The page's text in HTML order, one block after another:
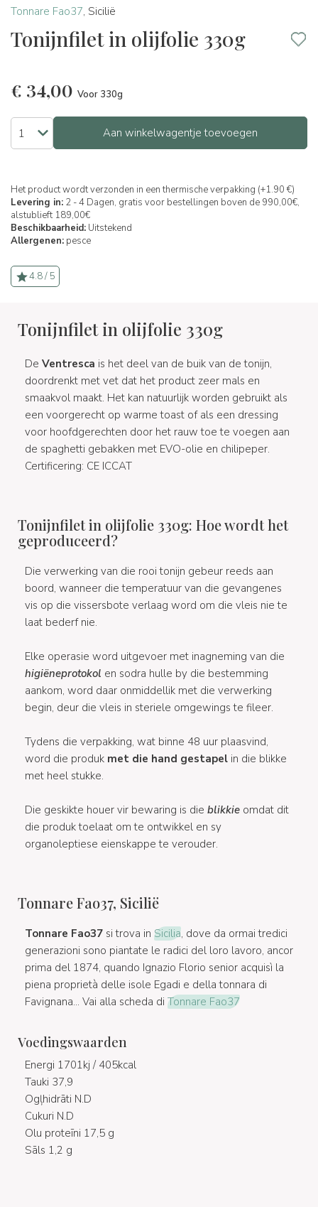
Tonnare Fao37, Sicilië
Tonijnfilet in olijfolie 330g
€ 34,00 Voor 330g
Aan winkelwagentje toevoegen
Het product wordt verzonden in een thermische verpakking (+1.90 €)
Levering in: 2 - 4 Dagen, gratis voor bestellingen boven de 990,00€,
alstublieft 189,00€
Beschikbaarheid: Uitstekend
Allergenen: pesce
4.8 / 5
Tonijnfilet in olijfolie 330g
De Ventresca is het deel van de buik van de tonijn,
doordrenkt met vet dat het product zeer mals en
smaakvol maakt. Het kan natuurlijk worden gebruikt als
een voorgerecht op warme toast of als een dressing
voor hoofdgerechten door het rauw toe te voegen aan
de spaghetti gebakken met EVO-olie en chilipeper.
Certificering: CE ICCAT
Tonijnfilet in olijfolie 330g: Hoe wordt het
geproduceerd?
Die verwerking van die rooi tonijn gebeur reeds aan
boord, wanneer die temperatuur van die gevangenes
vis op die vissersbote verlaag word om die vleis nie te
laat bederf nie.
Elke operasie word uitgevoer met inagneming van die
higiëneprotokol en sodra hulle by die bestemming
aankom, word daar onmiddellik met die verwerking
begin, deur die vleis in steriele omgewings te fileer.
Tydens die verpakking, wat binne 48 uur plaasvind,
word die produk met die hand gestapel in die blikke
met heel stukke.
Die geskikte houer vir bewaring is die blikkie omdat dit
die produk toelaat om te ontwikkel en sy
organoleptiese eienskappe te verouder.
Tonnare Fao37, Sicilië
Tonnare Fao37 si trova in Sicilia, dove da ormai tredici
generazioni sono piantate le radici del loro lavoro, ancor
prima del 1874, quando Ignazio Florio senior acquisì la
piena proprietà delle isole Egadi e della tonnara di
Favignana... Vai alla scheda di Tonnare Fao37
Voedingswaarden
Energi 1701kj / 405kcal
Tauki 37,9
Ogļhidrāti N.D
Cukuri N.D
Olu proteīni 17,5 g
Sāls 1,2 g